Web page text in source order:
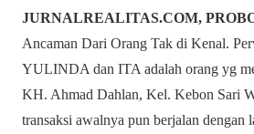
JURNALREALITAS.COM,
Ancaman Dari Orang Tak di Kenal.
YULINDA dan ITA adalah orang yg
KH. Ahmad Dahlan, Kel. Kebon Sari
transaksi awalnya pun berjalan